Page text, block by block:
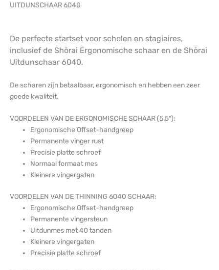
UITDUNSCHAAR 6040
De perfecte startset voor scholen en stagiaires,
inclusief de Shōrai Ergonomische schaar en de Shōrai
Uitdunschaar 6040.
De scharen zijn betaalbaar, ergonomisch en hebben een zeer
goede kwaliteit.
VOORDELEN VAN DE ERGONOMISCHE SCHAAR (5,5″):
Ergonomische Offset-handgreep
Permanente vinger rust
Precisie platte schroef
Normaal formaat mes
Kleinere vingergaten
VOORDELEN VAN DE THINNING 6040 SCHAAR:
Ergonomische Offset-handgreep
Permanente vingersteun
Uitdunmes met 40 tanden
Kleinere vingergaten
Precisie platte schroef